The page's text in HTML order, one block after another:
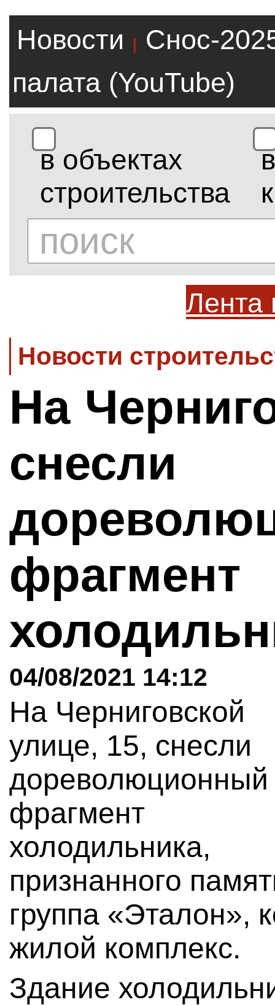
Новости |
Снос-
палата (YouTube)
в объектах
строительства
в
Лента
Новости
На
снесли
фрагмент
04/08/2021 14:12
На Черниговской
улице, 15, снесли
дореволюционный
фрагмент
холодильника,
признанного
группа «Эталон»,
жилой комплекс.
Здание